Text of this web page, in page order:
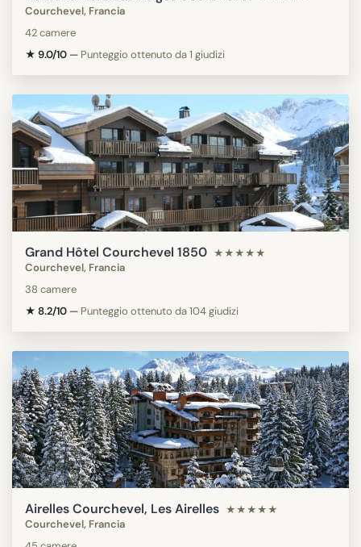
Courchevel, Francia
42 camere
★ 9.0/10 — Punteggio ottenuto da 1 giudizi
Grand Hôtel Courchevel 1850 ★★★★★
Courchevel, Francia
38 camere
★ 8.2/10 — Punteggio ottenuto da 104 giudizi
Airelles Courchevel, Les Airelles ★★★★★
Courchevel, Francia